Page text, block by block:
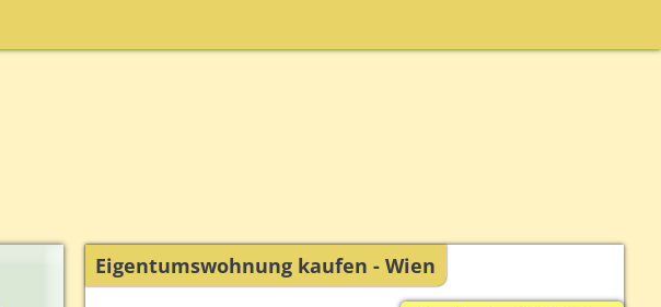
Eigentumswohnung kaufen - Wien